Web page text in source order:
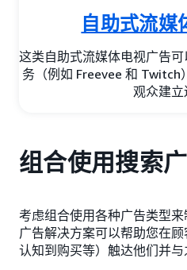
自助式流媒
这类自助式流媒体电视广告
务（例如 Freevee 和 Twitch
观众建立
组合使用搜索
考虑组合使用各种广告类型
广告解决方案可以帮助您在
认知到购买等）触达他们并与